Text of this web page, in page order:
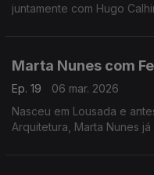
juntamente com Hugo
Marta Nunes com
Ep. 19
06 mar. 2026
Nasceu em Lousada e
Arquitetura, Marta Nunes